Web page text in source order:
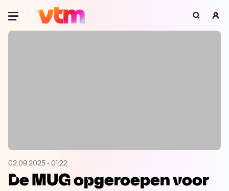
Oeps, browser niet ondersteund
Microsoft Edge Download
02.09.2025 - 01:22
De MUG opgeroepen voor